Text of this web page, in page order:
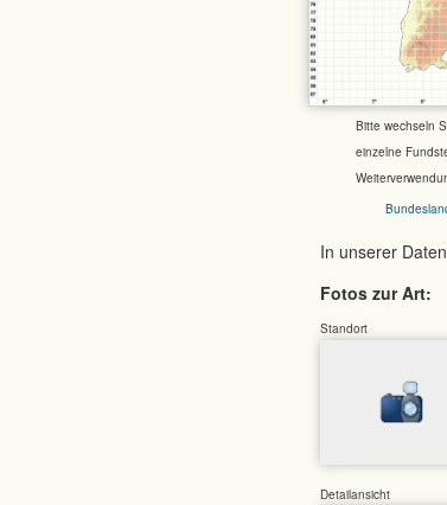
Bitte wechseln
einzelne
In unserer
Fotos zur Art:
Standort
Detailansicht